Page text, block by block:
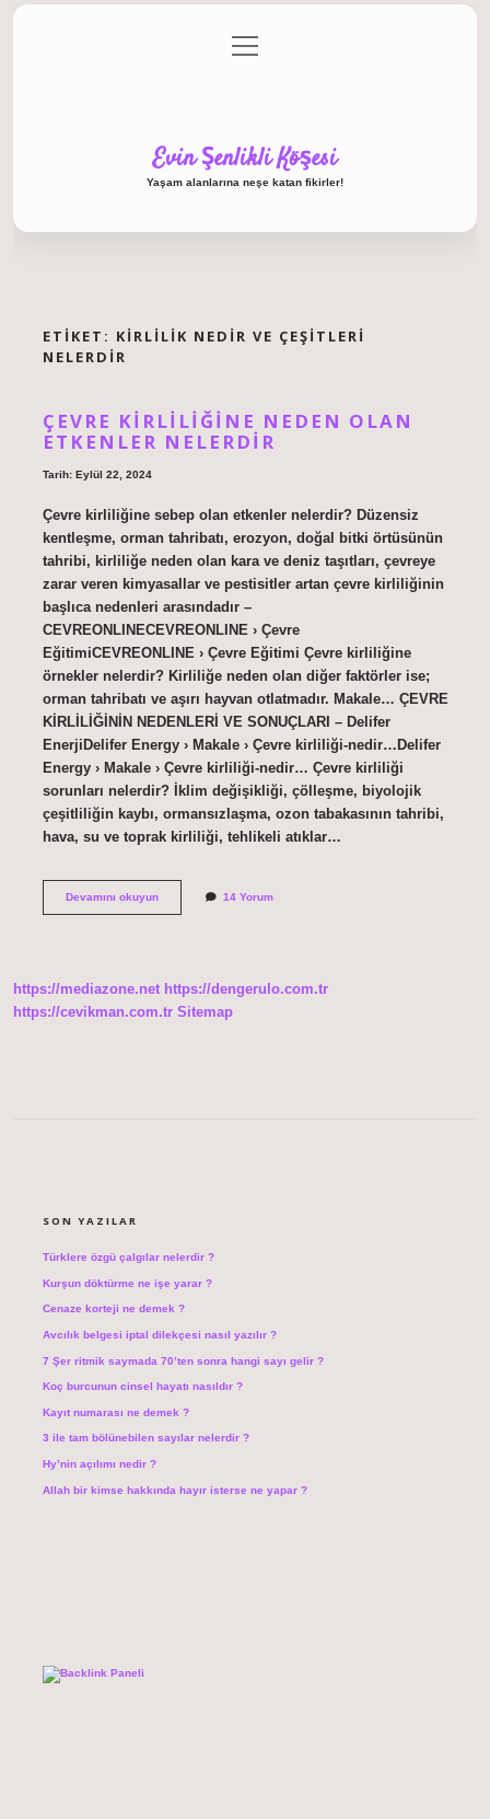
Gizlilik Politikası
menüyü
aç
Evin Şenlikli Köşesi
Yaşam alanlarına neşe katan fikirler!
ETIKET: KIRLILIK NEDIR VE ÇEŞITLERI
NELERDIR
ÇEVRE KIRLILIĞINE NEDEN OLAN
ETKENLER NELERDIR
Tarih: Eylül 22, 2024
Çevre kirliliğine sebep olan etkenler nelerdir? Düzensiz
kentleşme, orman tahribatı, erozyon, doğal bitki örtüsünün
tahribi, kirliliğe neden olan kara ve deniz taşıtları, çevreye
zarar veren kimyasallar ve pestisitler artan çevre kirliliğinin
başlıca nedenleri arasındadır –
CEVREONLINECEVREONLINE › Çevre
EğitimiCEVREONLINE › Çevre Eğitimi Çevre kirliliğine
örnekler nelerdir? Kirliliğe neden olan diğer faktörler ise;
orman tahribatı ve aşırı hayvan otlatmadır. Makale… ÇEVRE
KİRLİLİĞİNİN NEDENLERİ VE SONUÇLARI – Delifer
EnerjiDelifer Energy › Makale › Çevre kirliliği-nedir…Delifer
Energy › Makale › Çevre kirliliği-nedir… Çevre kirliliği
sorunları nelerdir? İklim değişikliği, çölleşme, biyolojik
çeşitliliğin kaybı, ormansızlaşma, ozon tabakasının tahribi,
hava, su ve toprak kirliliği, tehlikeli atıklar…
Devamını okuyunÇevre
14 Yorum
https://mediazone.net https://dengerulo.com.tr
https://cevikman.com.tr Sitemap
SON YAZILAR
Türklere özgü çalgılar nelerdir ?
Kurşun döktürme ne işe yarar ?
Cenaze korteji ne demek ?
Avcılık belgesi iptal dilekçesi nasıl yazılır ?
7 Şer ritmik saymada 70’ten sonra hangi sayı gelir ?
Koç burcunun cinsel hayatı nasıldır ?
Kayıt numarası ne demek ?
3 ile tam bölünebilen sayılar nelerdir ?
Hy’nin açılımı nedir ?
Allah bir kimse hakkında hayır isterse ne yapar ?